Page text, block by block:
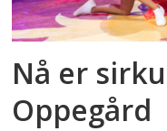
Nå er
Oppegård